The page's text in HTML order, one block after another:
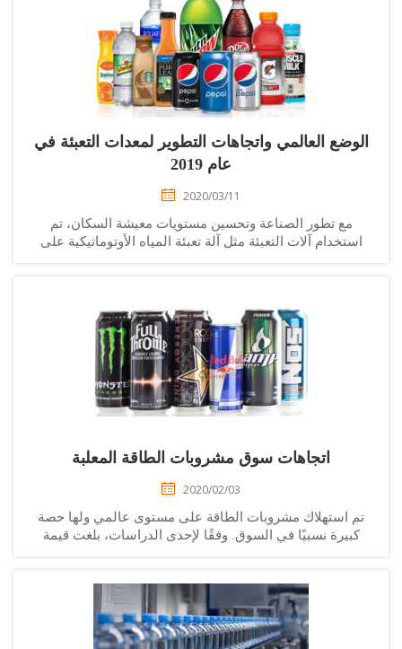
العالمي واتجاهات التطوير لمعدات التعبئة في
2020/03/11
مع تطور الصناعة وتحسين مستويات معيشة السكان، تم
استخدام آلات التعبئة مثل آلة تعبئة المياه الأوتوماتيكية على
اتجاهات سوق مشروبات الطاقة المعلبة
2020/02/03
استهلاك مشروبات الطاقة على مستوى عالمي ولها حصة
كبيرة نسبيًا في السوق. وفقًا لإحدى الدراسات، بلغت قيمة
الطاقة من المشروبات الغازية و...